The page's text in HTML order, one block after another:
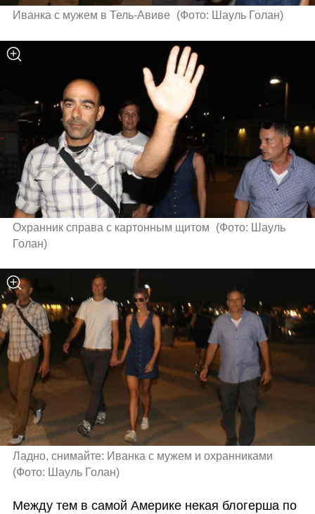
Иванка с мужем в Тель-Авиве (Фото: Шауль Голан)
Охранник справа с картонным щитом (Фото: Шауль
Голан)
(Фото: Шауль Голан)
Между тем в самой Америке некая блогерша по